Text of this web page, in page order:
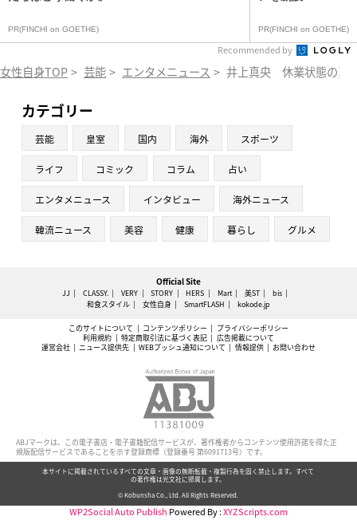
PR(FINCHI on GOETHE) PR(FINCHI on GOETHE)
Recommended by
女性自身TOP > 芸能 > エンタメニュース > 井上真央 休業状態の真
カテゴリー
芸能 皇室 国内 海外 スポーツ
ライフ コミック コラム 占い
エンタメニュース インタビュー 海外ニュース
韓流ニュース 美容 健康 暮らし グルメ
Official Site
JJ CLASSY. VERY STORY HERS Mart 美ST
bis
和食スタイル
女性自身 SmartFLASH kokode.jp
このサイトについて コンテンツポリシー
プライバシーポリシー
利用規約
特定商取引法に基づく表記
広告掲載について
運営会社
ニュース提供先 WEBプッシュ通知について 情報提供 お問い合わせ
ABJマークは、この電子書店・電子書籍配信サービスが、著作権者からコンテンツ使用許諾を得た正
規版配信サービスであることを示す登録商標（登録番号 第6091713号）です。
本サイトに掲載されているすべての文章・画像の無断転載・複製行為を固く禁止します。すべて
の著作権は光文社に帰属します。
© Kobunsha Co., Ltd. All Rights Reserved.
WP2Social Auto Publish Powered By :XYZScripts.com